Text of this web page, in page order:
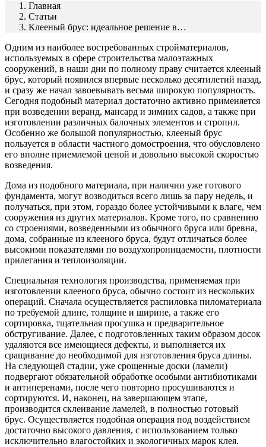
Главная
Статьи
Клееный брус: идеальное решение в…
Одним из наиболее востребованных стройматериалов,
используемых в сфере строительства малоэтажных
сооружений, в наши дни по полному праву считается клееный
брус, который появился впервые несколько десятилетий назад,
и сразу же начал завоевывать весьма широкую популярность.
Сегодня подобный материал достаточно активно применяется
при возведении веранд, мансард и зимних садов, а также при
изготовлении различных балочных элементов и стропил.
Особенно же большой популярностью, клееный брус
пользуется в области частного домостроения, что обусловлено
его вполне приемлемой ценой и довольно высокой скоростью
возведения.
Дома из подобного материала, при наличии уже готового
фундамента, могут возводиться всего лишь за пару недель, и
получаться, при этом, гораздо более устойчивыми к влаге, чем
сооружения из других материалов. Кроме того, по сравнению
со строениями, возведенными из обычного бруса или бревна,
дома, собранные из клееного бруса, будут отличаться более
высокими показателями по воздухопроницаемости, плотности
прилегания и теплоизоляции.
Специальная технология производства, применяемая при
изготовлении клееного бруса, обычно состоит из нескольких
операций. Сначала осуществляется распиловка пиломатериала
по требуемой длине, толщине и ширине, а также его
сортировка, тщательная просушка и предварительное
обстругивание. Далее, с подготовленных таким образом досок
удаляются все имеющиеся дефекты, и выполняется их
сращивание до необходимой для изготовления бруса длины.
На следующей стадии, уже срощенные доски (ламели)
подвергают обязательной обработке особыми антибиотиками
и антиперенами, после чего повторно просушиваются и
сортируются. И, наконец, на завершающем этапе,
производится склеивание ламелей, в полностью готовый
брус. Осуществляется подобная операция под воздействием
достаточно высокого давления, с использованием только
исключительно влагостойких и экологичных марок клея.